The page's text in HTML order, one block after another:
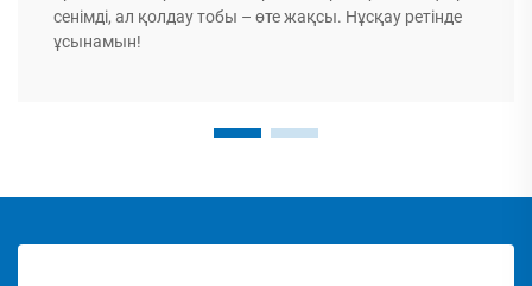
сенімді, ал қолдау тобы – өте жақсы. Нұсқау ретінде
ұсынамын!